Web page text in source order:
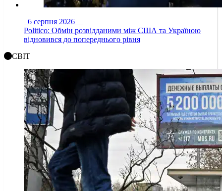
6 серпня 2026
Politico: Обмін розвідданими між США та Україною
відновився до попереднього рівня
СВІТ